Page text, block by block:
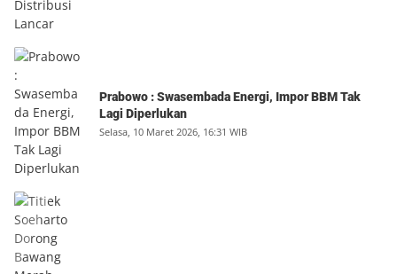
Prabowo : Swasembada Energi, Impor BBM Tak
Lagi Diperlukan
Selasa, 10 Maret 2026, 16:31 WIB